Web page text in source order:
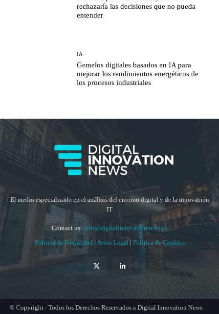
rechazaría las decisiones que no pueda
entender
IA
Gemelos digitales basados en IA para
mejorar los rendimientos energéticos de
los procesos industriales
El medio especializado en el análisis del entorno digital y de la innovación
IT
Contact us: info@digitalinnovationnews.es
Política de Privacidad | Aviso Legal | Política de Cookies
© Copyright - Todos los Derechos Reservados a Digital Innovation News